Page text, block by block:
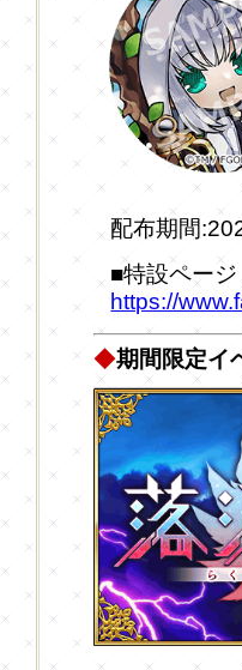
配布期間
■特設ページ
https://
◆期間限定イ